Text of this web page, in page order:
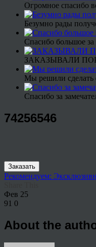
Огромное спасибо
Безумно рады
Спасибо большое
ЗАКАЗЫВАЛИ
Мы решили сделать
Спасибо за
74256546
Заказать
Рекомендуем:
Фев 25
91 0
About the